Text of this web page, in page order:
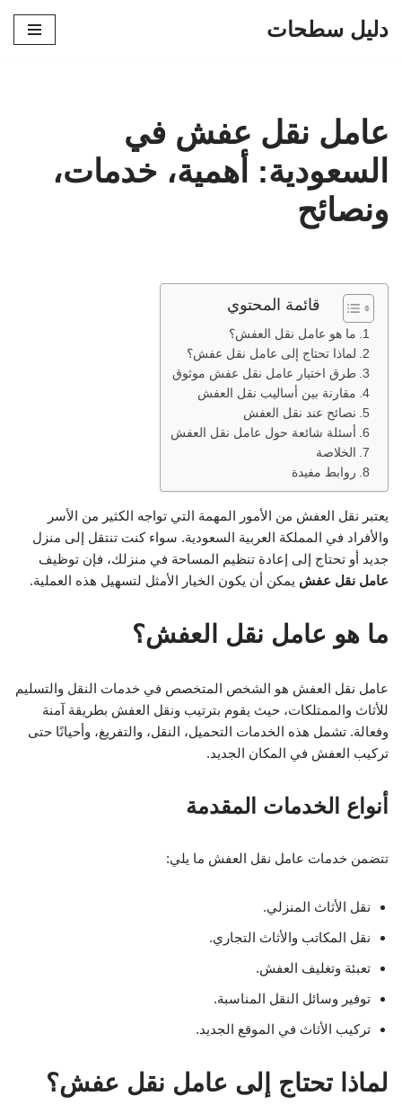
دليل سطحات
عامل نقل عفش في
السعودية: أهمية، خدمات،
ونصائح
قائمة المحتوي
ما هو عامل نقل العفش؟
لماذا تحتاج إلى عامل نقل عفش؟
طرق اختيار عامل نقل عفش موثوق
مقارنة بين أساليب نقل العفش
نصائح عند نقل العفش
أسئلة شائعة حول عامل نقل العفش
الخلاصة
روابط مفيدة
يعتبر نقل العفش من الأمور المهمة التي تواجه الكثير من الأسر
والأفراد في المملكة العربية السعودية. سواء كنت تنتقل إلى منزل
جديد أو تحتاج إلى إعادة تنظيم المساحة في منزلك، فإن توظيف
عامل نقل عفش يمكن أن يكون الخيار الأمثل لتسهيل هذه العملية.
ما هو عامل نقل العفش؟
عامل نقل العفش هو الشخص المتخصص في خدمات النقل والتسليم
للأثاث والممتلكات، حيث يقوم بترتيب ونقل العفش بطريقة آمنة
وفعالة. تشمل هذه الخدمات التحميل، النقل، والتفريغ، وأحيانًا حتى
تركيب العفش في المكان الجديد.
أنواع الخدمات المقدمة
تتضمن خدمات عامل نقل العفش ما يلي:
نقل الأثاث المنزلي.
نقل المكاتب والأثاث التجاري.
تعبئة وتغليف العفش.
توفير وسائل النقل المناسبة.
تركيب الأثاث في الموقع الجديد.
لماذا تحتاج إلى عامل نقل عفش؟